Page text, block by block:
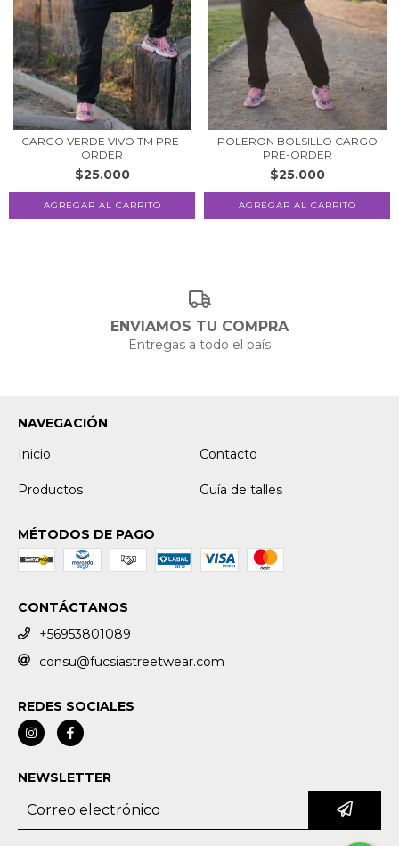
CARGO VERDE VIVO TM PRE-
ORDER
$25.000
POLERON BOLSILLO CARGO
PRE-ORDER
$25.000
AGREGAR AL CARRITO
ENVIAMOS TU COMPRA
Entregas a todo el país
NAVEGACIÓN
Inicio
Contacto
Productos Guía de talles
MÉTODOS DE PAGO
CONTÁCTANOS
+56953801089
consu@fucsiastreetwear.com
REDES SOCIALES
NEWSLETTER